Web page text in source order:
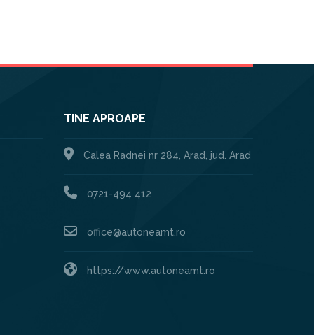
TINE APROAPE
Calea Radnei nr 284, Arad, jud. Arad
0721-494 412
office@autoneamt.ro
https://www.autoneamt.ro